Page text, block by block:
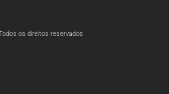
os direitos reservados